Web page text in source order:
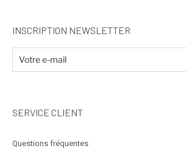
INSCRIPTION NEWSLETTER
SERVICE CLIENT
Questions fréquentes